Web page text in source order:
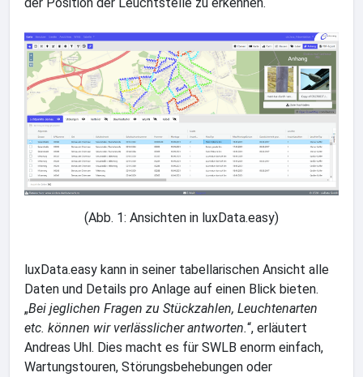
(Abb. 1: Ansichten in luxData.easy)
luxData.easy kann in seiner tabellarischen Ansicht alle
Daten und Details pro Anlage auf einen Blick bieten.
„Bei jeglichen Fragen zu Stückzahlen, Leuchtenarten
etc. können wir verlässlicher antworten.“, erläutert
Andreas Uhl. Dies macht es für SWLB enorm einfach,
Wartungstouren, Störungsbehebungen oder